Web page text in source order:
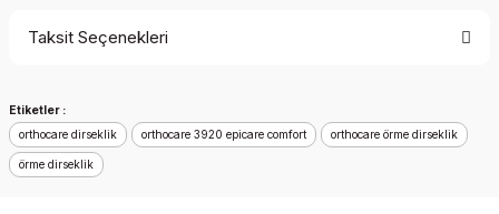
Soru Sor
Taksit Seçenekleri
Etiketler :
orthocare dirseklik
orthocare 3920 epicare comfort orthocare örme dirseklik
örme dirseklik